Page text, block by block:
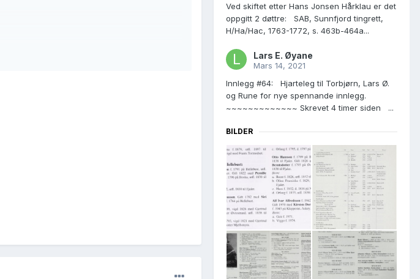
Ved skiftet etter Hans Jonsen Hårklau er det
oppgitt 2 døttre: SAB, Sunnfjord tingrett,
H/Ha/Hac, 1763-1772, s. 463b-464a...
Lars E. Øyane
Mars 14, 2021
Innlegg #64: Hjarteleg til Torbjørn, Lars Ø.
og Rune for nye spennande innlegg.
~~~~~~~~~~~~~ Skrevet 4 timer siden ...
BILDER